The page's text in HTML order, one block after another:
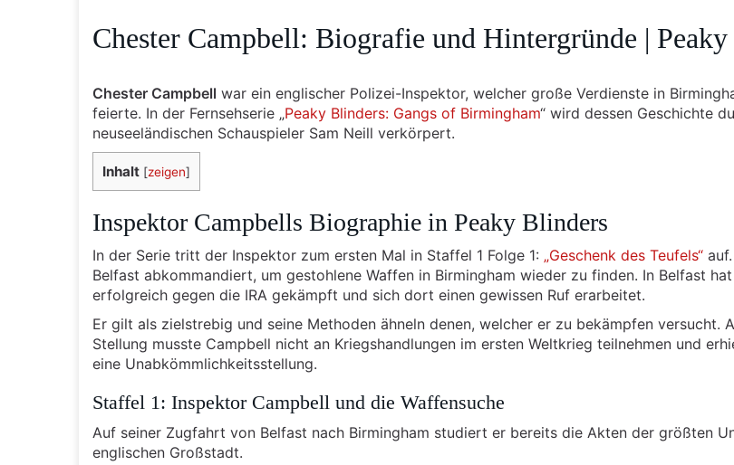
Chester Campbell: Biografie und Hintergründe |
Chester Campbell war ein englischer Polizei-Inspektor, welcher große Verdienste in
feierte. In der Fernsehserie „Peaky Blinders: Gangs of Birmingham“ wird dessen Geschichte
neuseeländischen Schauspieler Sam Neill verkörpert.
Inhalt [zeigen]
Inspektor Campbells Biographie in Peaky Blinders
In der Serie tritt der Inspektor zum ersten Mal in Staffel 1 Folge 1: „Geschenk des Teufels“
Belfast abkommandiert, um gestohlene Waffen in Birmingham wieder zu finden. In Belfast
erfolgreich gegen die IRA gekämpft und sich dort einen gewissen Ruf erarbeitet.
Er gilt als zielstrebig und seine Methoden ähneln denen, welcher er zu bekämpfen versucht.
Stellung musste Campbell nicht an Kriegshandlungen im ersten Weltkrieg teilnehmen und
eine Unabkömmlichkeitsstellung.
Staffel 1: Inspektor Campbell und die Waffensuche
Auf seiner Zugfahrt von Belfast nach Birmingham studiert er bereits die Akten der größten
englischen Großstadt.